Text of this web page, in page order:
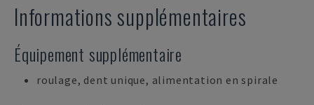
Informations supplémentaires
Équipement supplémentaire
roulage, dent unique, alimentation en spirale